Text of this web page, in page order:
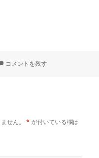
160311-200158 に
コメントを残す
せん。 * が付いている欄は